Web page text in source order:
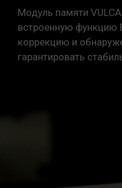
Модуль памяти
встроенную функцию
коррекцию и
гарантировать